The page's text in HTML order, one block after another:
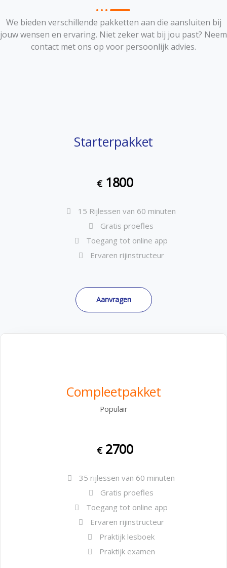
We bieden verschillende pakketten aan die aansluiten bij
jouw wensen en ervaring. Niet zeker wat bij jou past? Neem
contact met ons op voor persoonlijk advies.
Starterpakket
€ 1800
15 Rijlessen van 60 minuten
Gratis proefles
Toegang tot online app
Ervaren rijinstructeur
Aanvragen
Compleetpakket
Populair
€ 2700
35 rijlessen van 60 minuten
Gratis proefles
Toegang tot online app
Ervaren rijinstructeur
Praktijk lesboek
Praktijk examen